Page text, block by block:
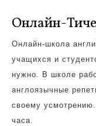
Онлайн-
Онлайн-школа
учащихся и
нужно. В школе
англоязычные
своему
часа.